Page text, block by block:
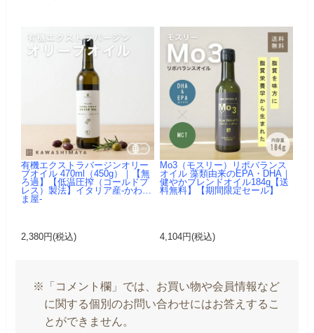
有機エクストラバージンオリー
ブオイル 470ml（450g）｜【無
ろ過】【低温圧搾（コールドプ
レス）製法】イタリア産-かわし
ま屋-
2,380円(税込)
Mo3（モスリー）リポバランス
オイル 藻類由来のEPA・DHA｜
健やかブレンドオイル184g【送
料無料】【期間限定セール】
4,104円(税込)
※「コメント欄」では、お買い物や会員情報など
に関する個別のお問い合わせにはお答えするこ
とができません。